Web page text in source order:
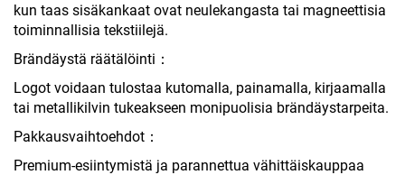
kun taas sisäkankaat ovat neulekangasta tai magneettisia
toiminnallisia tekstiilejä.
Brändäystä räätälöinti：
Logot voidaan tulostaa kutomalla, painamalla, kirjaamalla
tai metallikilvin tukeakseen monipuolisia brändäystarpeita.
Pakkausvaihtoehdot：
Premium-esiintymistä ja parannettua vähittäiskauppaa